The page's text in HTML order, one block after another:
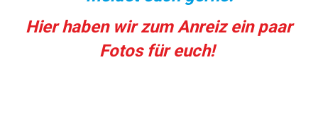
Hier haben wir zum Anreiz ein paar
Fotos für euch!